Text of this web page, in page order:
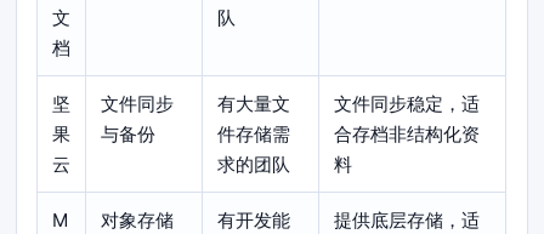
文
档
队
坚
果
云
文件同步
与备份
有大量文
件存储需
求的团队
文件同步稳定，适
合存档非结构化资
料
M
对象存储
有开发能
提供底层存储，适